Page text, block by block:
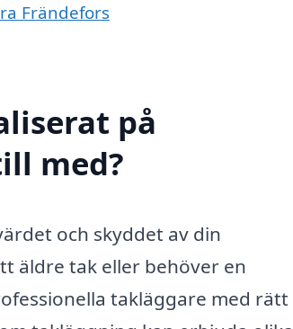
Frändefors
på
med?
och skyddet av din
äldre tak eller behöver en
takläggare med rätt